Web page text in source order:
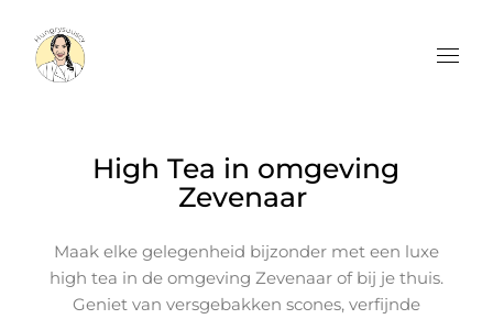
High Tea in omgeving
Zevenaar
Maak elke gelegenheid bijzonder met een luxe
high tea in de omgeving Zevenaar of bij je thuis.
Geniet van versgebakken scones, verfijnde